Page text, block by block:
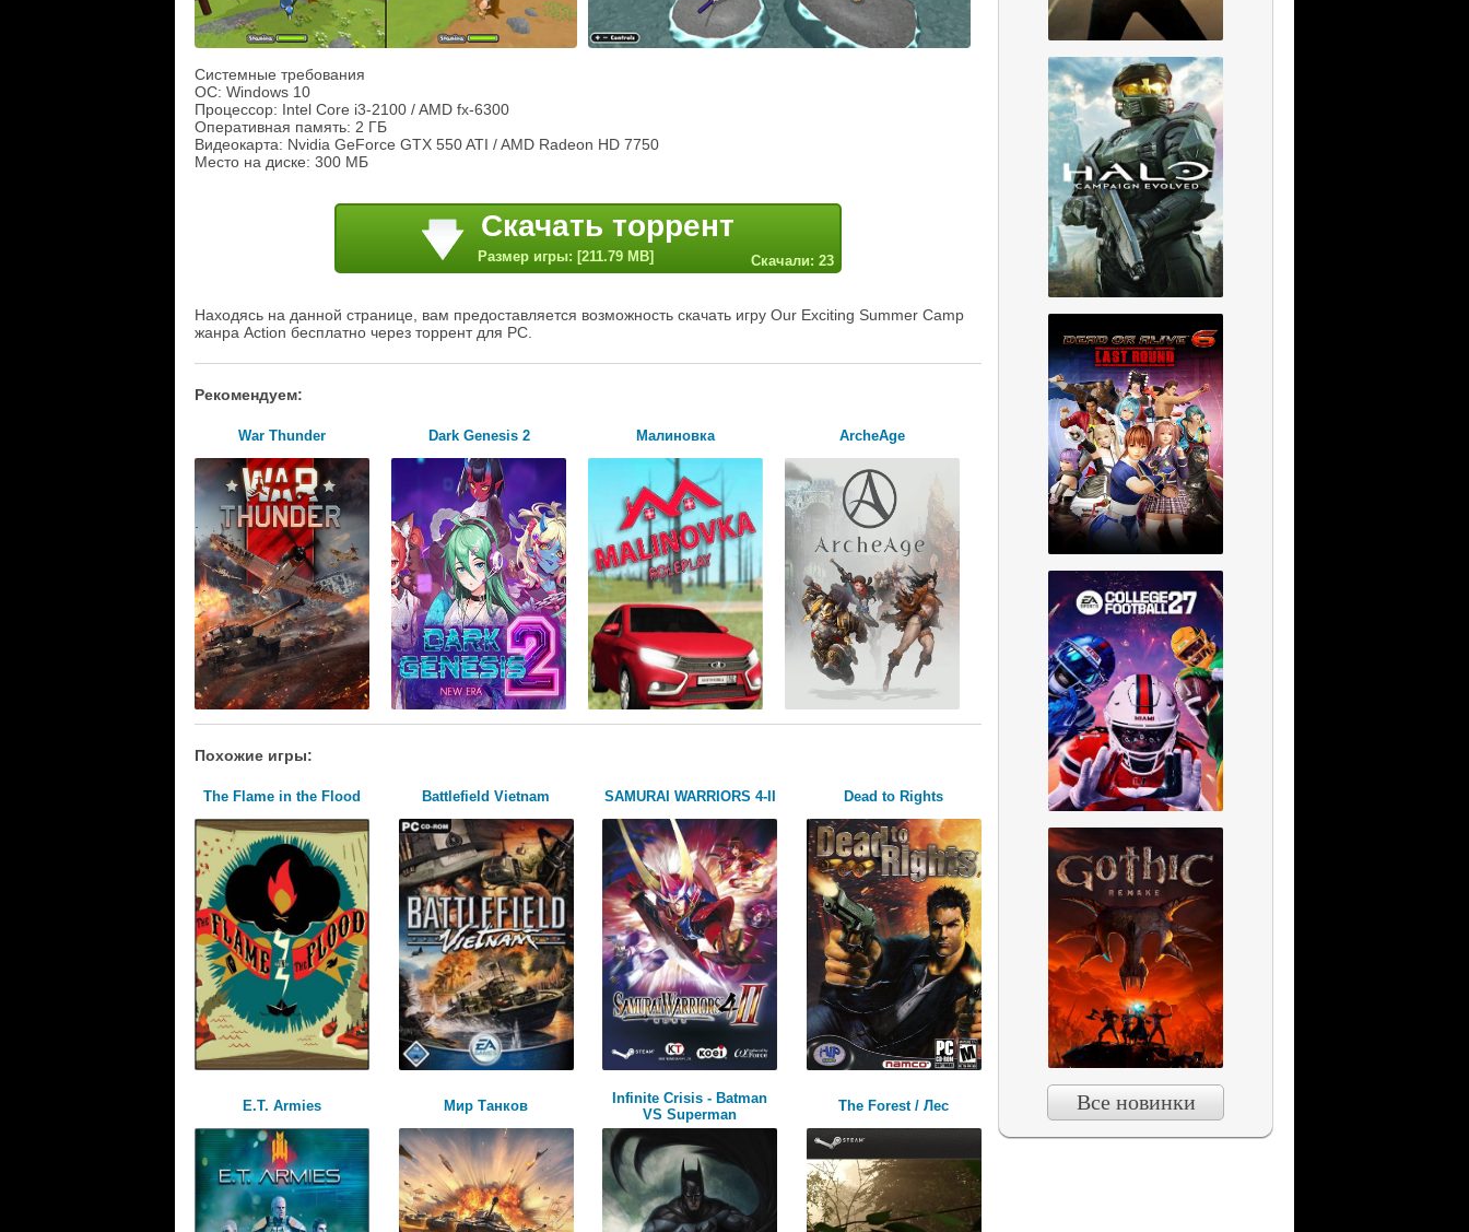
Системные требования
ОС: Windows 10
Процессор: Intel Core i3-2100 / AMD fx-6300
Оперативная память: 2 ГБ
Видеокарта: Nvidia GeForce GTX 550 ATI / AMD Radeon HD 7750
Место на диске: 300 МБ
Скачать торрент
Размер игры: [211.79 MB] Скачали: 23
Находясь на данной странице, вам предоставляется возможность скачать игру Our Exciting Summer Camp
жанра Action бесплатно через торрент для PC.
Рекомендуем:
War Thunder Dark Genesis 2 Малиновка ArcheAge
Похожие игры:
The Flame in the Flood Battlefield Vietnam SAMURAI WARRIORS 4-II Dead to Rights
E.T. Armies Мир Танков
Infinite Crisis - Batman
VS Superman
The Forest / Лес Все новинки